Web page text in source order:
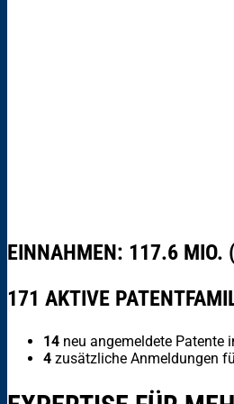
EINNAHMEN: 117.6 MIO.
171 AKTIVE
14 neu angemeldete Patente
4 zusätzliche Anmeldungen